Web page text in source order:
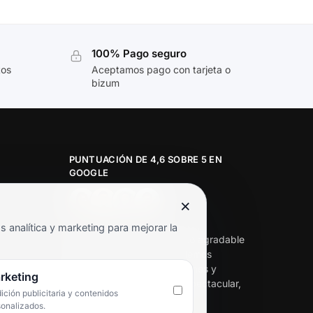
100% Pago seguro
Aceptamos pago con tarjeta o
bizum
PUNTUACIÓN DE 4,6 SOBRE 5 EN
GOOGLE
★★★★★
«Servicio de calidad y trato agradable
con precios excelentes. Hemos
comprado en varias ocasiones y
siempre dan respuesta. Espectacular,
servicio de 10.»
×
analítica y marketing para mejorar la
publicitaria y contenidos